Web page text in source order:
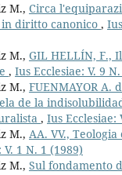
M., Circa
diritto canonico ,
M., GIL HELLÍN, F.,
, Ius Ecclesiae: V. 9
M., FUENMAYOR A.
de la
, Ius Ecclesiae:
M., AA. VV.,
1 N. 1 (1989)
M., Sul fondamento